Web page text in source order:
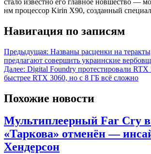
нм процессор Kirin X90, созданный
Навигация по записям
Предыдущая: Названы расценки на
предлагают совершить украинские
Далее: Digital Foundry протестировали
быстрее RTX 3060, но с 8 ГБ всё сложно
Похожие новости
Мультиплеерный Far Cry в
«Таркова» отменён —
Хендерсон